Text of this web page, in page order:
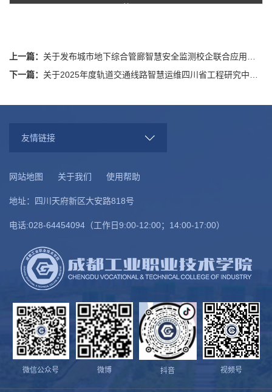
第 1 页
上一篇： 关于发布城市地下综合管廊智慧安全监测校企联合应用技术创新基地2026年开放课题指南及组织申报工作的通知
下一篇： 关于2025年度轨道交通线路智慧运维四川省工程研究中心开放课题拟立项名单的公示
友情链接
网站地图 关于我们 使用帮助
地址：四川天府新区大安路818号
电话:028-64454094（工作日9:00-12:00；14:00-17:00）
微信公众号 微博 抖音 视频号